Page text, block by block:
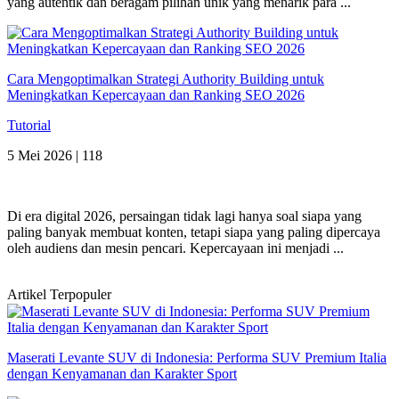
Cara Mengoptimalkan Strategi Authority Building untuk
Meningkatkan Kepercayaan dan Ranking SEO 2026
Tutorial
5 Mei 2026 | 118
Di era digital 2026, persaingan tidak lagi hanya soal siapa yang
paling banyak membuat konten, tetapi siapa yang paling dipercaya
oleh audiens dan mesin pencari. Kepercayaan ini menjadi ...
Artikel Terpopuler
Maserati Levante SUV di Indonesia: Performa SUV Premium Italia
dengan Kenyamanan dan Karakter Sport